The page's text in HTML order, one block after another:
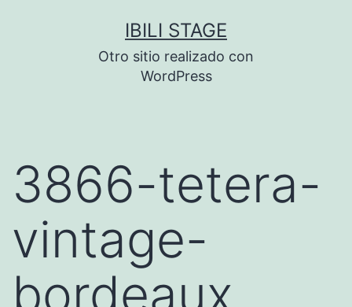
IBILI STAGE
Otro sitio realizado con
WordPress
3866-tetera-
vintage-
bordeaux